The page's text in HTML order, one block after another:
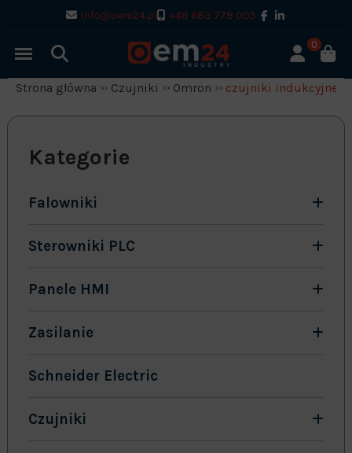
info@oem24.pl +48 683 778 005
0
Strona główna Czujniki Omron czujniki indukcyjne
Kategorie
Falowniki
Sterowniki PLC
Panele HMI
Zasilanie
Schneider Electric
Czujniki